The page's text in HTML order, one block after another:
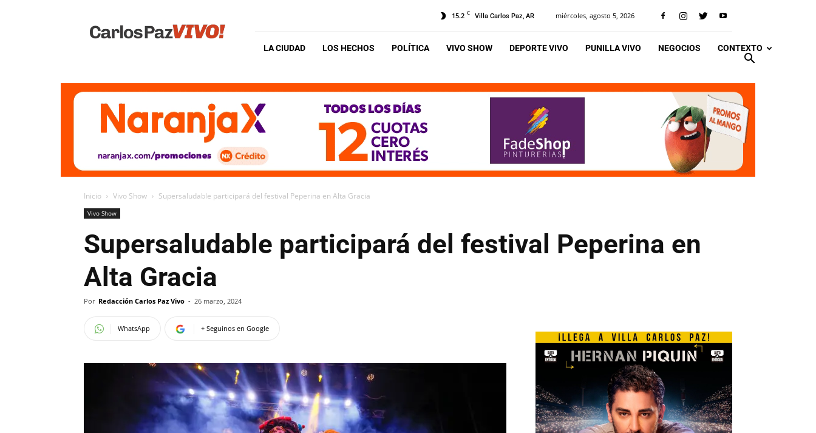
Vivo
15.2 C Villa Carlos Paz, AR miércoles, agosto 5, 2026
LA CIUDAD LOS HECHOS POLÍTICA VIVO SHOW DEPORTE VIVO PUNILLA VIVO NEGOCIOS CONTEXTO
Inicio Vivo Show Supersaludable participará del festival Peperina en Alta Gracia
Vivo Show
Supersaludable participará del festival Peperina en
Alta Gracia
Por Redacción Carlos Paz Vivo - 26 marzo, 2024
WhatsApp + Seguinos en Google